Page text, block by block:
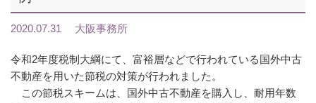
2020.07.31 大阪事務所
令和2年度税制大綱にて、富裕層などで行われている国外中古
不動産を用いた節税の対策が行われました。
この節税スキームは、国外中古不動産を購入し、耐用年数